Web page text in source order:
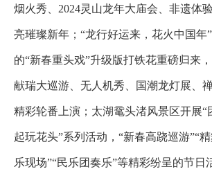
烟火秀、2024灵山龙年大庙会、非遗体
亮璀璨新年；“龙行好运来，花火中国年
的“新春重头戏”升级版打铁花重磅归来
献瑞大巡游、无人机秀、国潮龙灯展、
精彩轮番上演；太湖鼋头渚风景区开展“
起玩花头”系列活动，“新春高跷巡游”“
乐现场”“民乐团奏乐”等精彩纷呈的节日